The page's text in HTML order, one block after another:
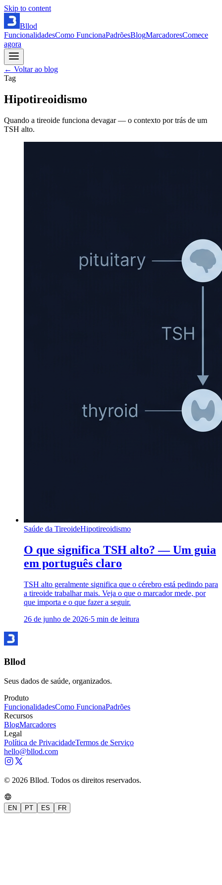
Skip to content
Bllod
FuncionalidadesComo FuncionaPadrõesBlogMarcadoresComece
agora
← Voltar ao blog
Tag
Hipotireoidismo
Quando a tireoide funciona devagar — o contexto por trás de um
TSH alto.
Saúde da TireoideHipotireoidismo
O que significa TSH alto? — Um guia
em português claro
TSH alto geralmente significa que o cérebro está pedindo para
a tireoide trabalhar mais. Veja o que o marcador mede, por
que importa e o que fazer a seguir.
26 de junho de 2026·5 min de leitura
Bllod
Seus dados de saúde, organizados.
Produto
FuncionalidadesComo FuncionaPadrões
Recursos
BlogMarcadores
Legal
Política de PrivacidadeTermos de Serviço
hello@bllod.com
© 2026 Bllod. Todos os direitos reservados.
EN PT ES FR